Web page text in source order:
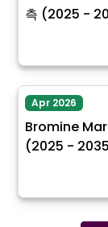
측 (2025 -
Apr 2026
Bromine
(2025 -